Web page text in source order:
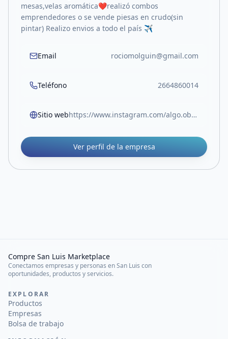
mesas,velas aromática❤️realizó combos
emprendedores o se vende piesas en crudo(sin
pintar) Realizo envios a todo el país ✈️
Email rociomolguin@gmail.com
Teléfono 2664860014
Sitio web https://www.instagram.com/algo.obonit0?igsh=enplYXF3MzY5NW4x
Ver perfil de la empresa
Compre San Luis Marketplace
Conectamos empresas y personas en San Luis con
oportunidades, productos y servicios.
EXPLORAR
Productos
Empresas
Bolsa de trabajo